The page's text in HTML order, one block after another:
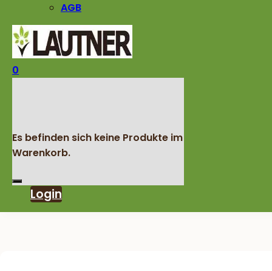
AGB
0
Es befinden sich keine Produkte im
Warenkorb.
Login